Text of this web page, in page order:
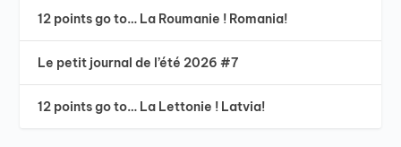
12 points go to… La Roumanie ! Romania!
Le petit journal de l’été 2026 #7
12 points go to… La Lettonie ! Latvia!